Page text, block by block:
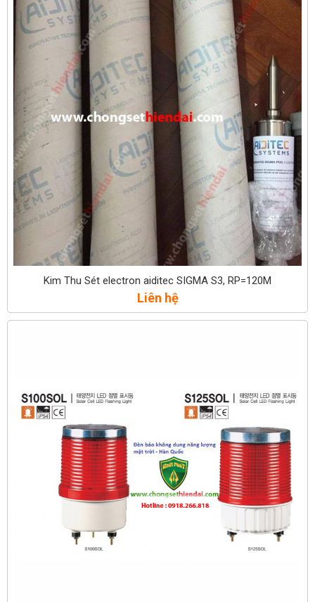
Kim Thu Sét electron aiditec SIGMA S3, RP=120M
Liên hệ